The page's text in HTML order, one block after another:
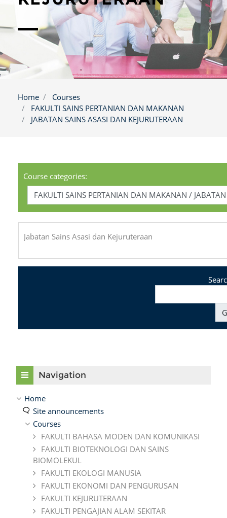
Home
Courses
FAKULTI SAINS PERTANIAN DAN MAKANAN
JABATAN SAINS ASASI DAN KEJURUTERAAN
Course categories:
Jabatan Sains Asasi dan Kejuruteraan
Navigation
Home
Site announcements
Courses
FAKULTI BAHASA MODEN DAN KOMUNIKASI
FAKULTI BIOTEKNOLOGI DAN SAINS
BIOMOLEKUL
FAKULTI EKOLOGI MANUSIA
FAKULTI EKONOMI DAN PENGURUSAN
FAKULTI KEJURUTERAAN
FAKULTI PENGAJIAN ALAM SEKITAR